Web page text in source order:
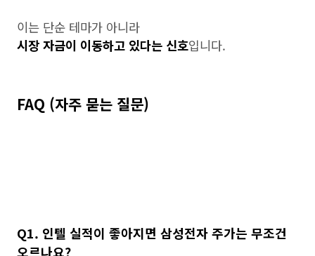
이는 단순 테마가 아니라
시장 자금이 이동하고 있다는 신호입니다.
FAQ (자주 묻는 질문)
Q1. 인텔 실적이 좋아지면 삼성전자 주가는 무조건
오르나요?